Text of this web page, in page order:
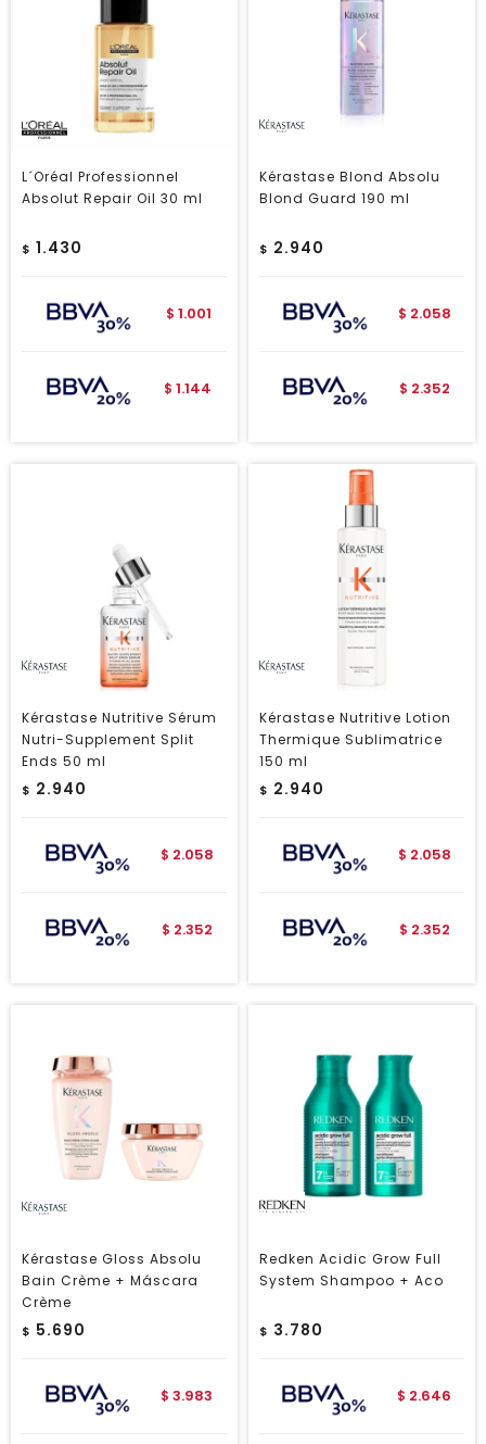
L´Oréal Professionnel
Absolut Repair Oil 30 ml
$ 1.430
$ 1.001
$ 1.144
Kérastase Blond Absolu
Blond Guard 190 ml
$ 2.940
$ 2.058
$ 2.352
Kérastase Nutritive Sérum
Nutri-Supplement Split
Ends 50 ml
$ 2.940
$ 2.058
$ 2.352
Kérastase Nutritive Lotion
Thermique Sublimatrice
150 ml
$ 2.940
$ 2.058
$ 2.352
Kérastase Gloss Absolu
Bain Crème + Máscara
Crème
$ 5.690
$ 3.983
Redken Acidic Grow Full
System Shampoo + Aco
$ 3.780
$ 2.646